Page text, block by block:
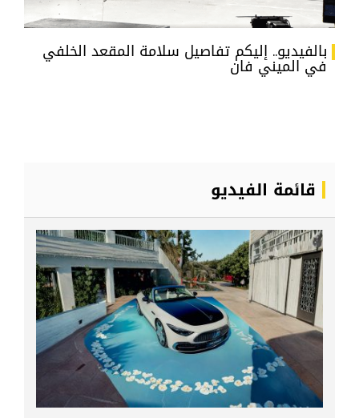
بالفيديو.. إليكم تفاصيل سلامة المقعد الخلفي
في الميني فان
قائمة الفيديو